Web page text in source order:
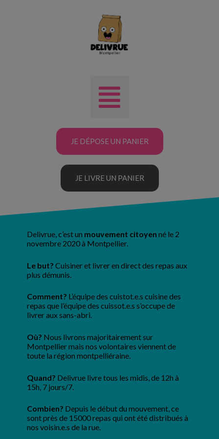
JE DÉPOSE UN PANIER
JE LIVRE UN PANIER
Delivrue, c’est un mouvement citoyen né le 2
novembre 2020 à Montpellier.
Le but? Cuisiner et livrer en direct des repas aux
plus démunis.
Comment? L’équipe des cuistot.e.s cuisine des
repas que l’équipe des cuissot.e.s s’occupe de
livrer aux sans-abri.
Où? Nous livrons majoritairement sur
Montpellier mais nos volontaires viennent de
toute la région montpelliéraine.
Quand? Delivrue livre tous les midis, de 12h à
15h, 7 jours/7.
Combien? Depuis le début du mouvement, ce
sont près de 15000 repas qui ont été distribués à
nos voisin.e.s de la rue.